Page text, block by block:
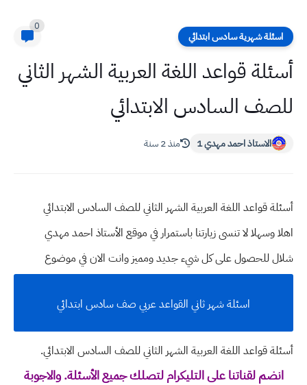
اسئلة شهرية سادس ابتدائي
0
أسئلة قواعد اللغة العربية الشهر الثاني
للصف السادس الابتدائي
الاستاذ احمد مهدي 1 منذ 2 سنة
أسئلة قواعد اللغة العربية الشهر الثاني للصف السادس الابتدائي
اهلا وسهلالا تنسى زيارتنا باستمرار في موقع الأستاذ احمد مهدي
شلال للحصول على كل شيء جديد ومميز وانت الان في موضوع
اسئلة شهر ثاني القواعد عربي صف سادس ابتدائي
أسئلة قواعد اللغة العربية الشهر الثاني للصف السادس الابتدائي.
انضم لقناتنا على التليكرام لتصلك جميع الأسئلة. والاجوبة